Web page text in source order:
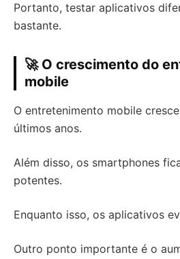
Portanto, testar aplicativos
bastante.
🚀 O crescimento do
mobile
O entretenimento mobile
últimos anos.
Além disso, os smartphones
potentes.
Enquanto isso, os aplicativos
Outro ponto importante é o